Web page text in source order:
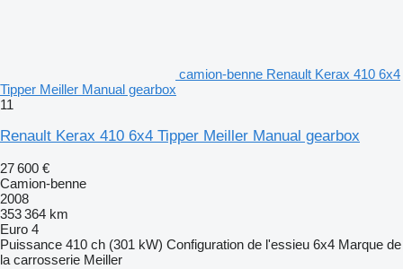
camion-benne Renault Kerax 410 6x4
Tipper Meiller Manual gearbox
11
Renault Kerax 410 6x4 Tipper Meiller Manual gearbox
27 600 €
Camion-benne
2008
353 364 km
Euro 4
Puissance 410 ch (301 kW) Configuration de l'essieu 6x4 Marque de
la carrosserie Meiller